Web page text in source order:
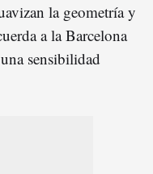
la geometría y
a la Barcelona
sensibilidad